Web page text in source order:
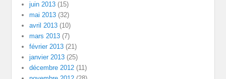
juin 2013 (15)
mai 2013 (32)
avril 2013 (10)
mars 2013 (7)
février 2013 (21)
janvier 2013 (25)
décembre 2012 (11)